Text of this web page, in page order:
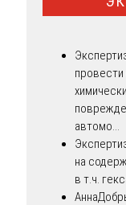
автомо...
на
в т.ч.
Анна